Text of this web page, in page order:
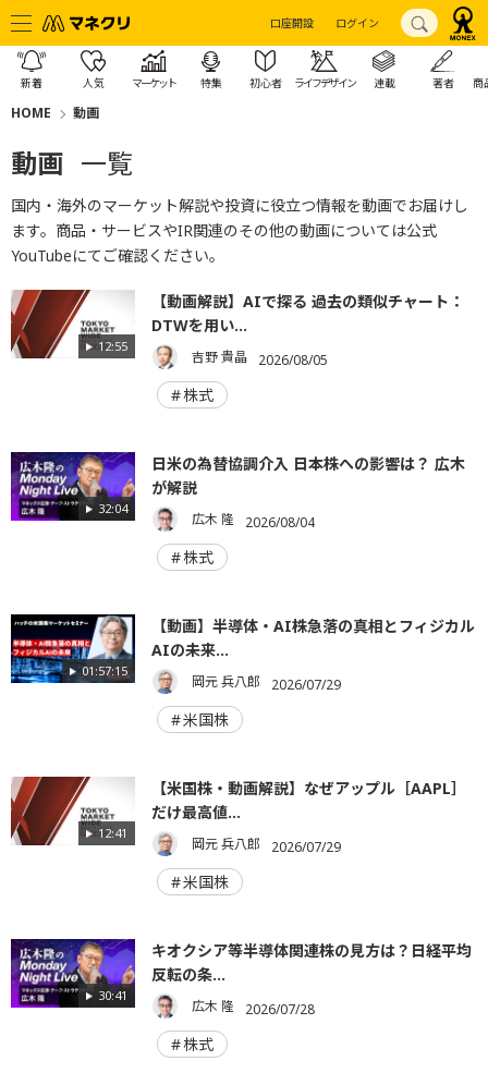
口座開設 ログイン
新着 人気 マーケット 特集 初心者 ライフデザイン 連載 著者 商
HOME 動画
動画 一覧
国内・海外のマーケット解説や投資に役立つ情報を動画でお届けし
ます。商品・サービスやIR関連のその他の動画については公式
YouTubeにてご確認ください。
12:55
【動画解説】AIで探る 過去の類似チャート：
DTWを用い...
吉野 貴晶 2026/08/05
株式
32:04
日米の為替協調介入 日本株への影響は？ 広木
が解説
広木 隆 2026/08/04
株式
01:57:15
【動画】半導体・AI株急落の真相とフィジカル
AIの未来...
岡元 兵八郎 2026/07/29
米国株
12:41
【米国株・動画解説】なぜアップル［AAPL］
だけ最高値...
岡元 兵八郎 2026/07/29
米国株
30:41
キオクシア等半導体関連株の見方は？日経平均
反転の条...
広木 隆 2026/07/28
株式